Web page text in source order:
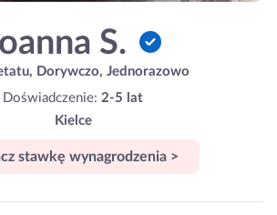
S.
Dorywczo, Jednorazowo
Doświadczenie: 2-5 lat
Kielce
stawkę wynagrodzenia >